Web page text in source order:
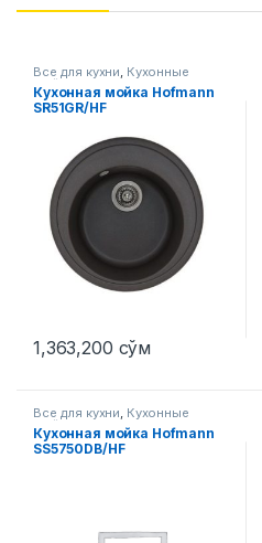
Все для кухни, Кухонные
мойки
Кухонная мойка Hofmann
SR51GR/HF
1,363,200 сўм
Все для кухни, Кухонные
мойки
Кухонная мойка Hofmann
SS5750DB/HF